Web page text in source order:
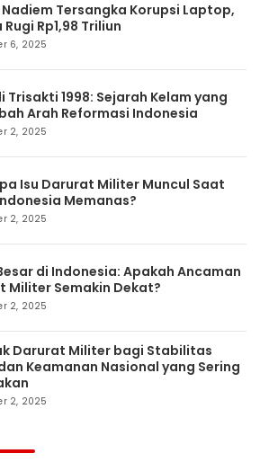
Tersangka Korupsi Laptop,
Rp1,98 Triliun
6, 2025
Trisakti 1998: Sejarah Kelam yang
Arah Reformasi Indonesia
2, 2025
Isu Darurat Militer Muncul Saat
Memanas?
2, 2025
di Indonesia: Apakah Ancaman
Militer Semakin Dekat?
2, 2025
Darurat Militer bagi Stabilitas
Keamanan Nasional yang Sering
2, 2025